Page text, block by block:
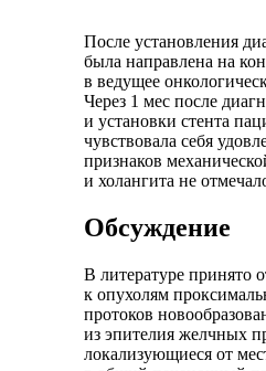
После установления
была направлена на
в ведущее
Через 1 мес после
и установки стента
чувствовала себя
признаков
и холангита не
Обсуждение
В литературе принято
к опухолям
протоков
из эпителия желчных
локализующиеся от